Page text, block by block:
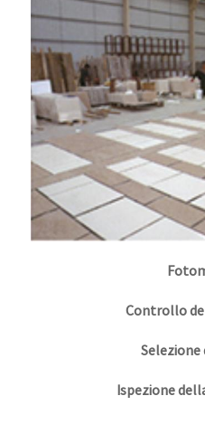
Controllo
Ispezione